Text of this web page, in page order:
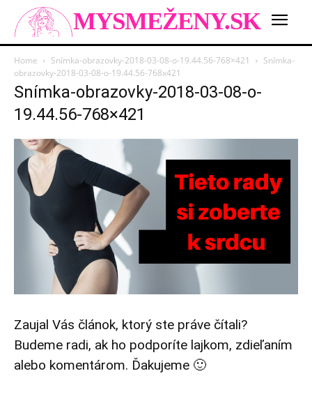
MYSMEŽENY.SK
Home Snímka-obrazovky-2018-03-08-o-19.44.56-768×421
Snímka-
obrazovky-2018-03-08-o-19.44.56-768x421
Snímka-obrazovky-2018-03-08-o-
19.44.56-768×421
Zaujal Vás článok, ktorý ste práve čítali?
Budeme radi, ak ho podporíte lajkom, zdieľaním
alebo komentárom. Ďakujeme 🙂